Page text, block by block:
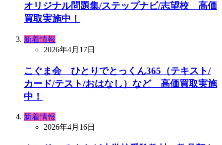
オリジナル問題集/ステップナビ/志望校 高価
買取実施中！
新着情報
2026年4月17日
こぐま会 ひとりでとっくん365（テキスト/
カード/テスト/おはなし）など 高価買取実施
中！
新着情報
2026年4月16日